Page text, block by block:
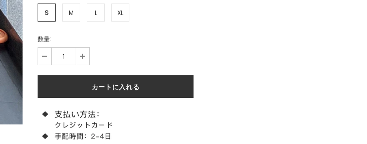
S M L XL
数量: